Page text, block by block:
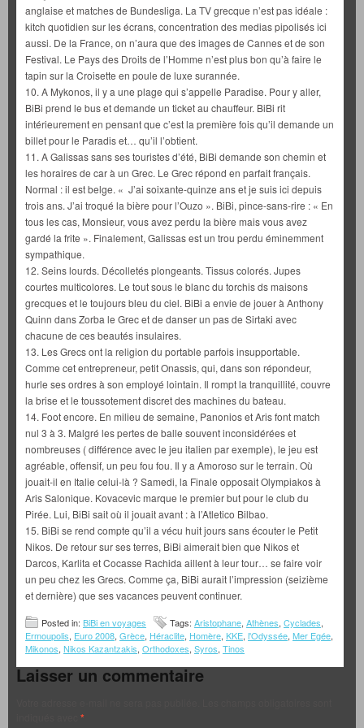
anglaise et matches de Bundesliga. La TV grecque n’est pas idéale :
kitch quotidien sur les écrans, concentration des medias pipolisés ici
aussi. De la France, on n’aura que des images de Cannes et de son
Festival. Le Pays des Droits de l’Homme n’est plus bon qu’à faire le
tapin sur la Croisette en poule de luxe surannée.
10. A Mykonos, il y a une plage qui s’appelle Paradise. Pour y aller,
BiBi prend le bus et demande un ticket au chauffeur. BiBi rit
intérieurement en pensant que c’est la première fois qu’il demande un
billet pour le Paradis et… qu’il l’obtient.
11. A Galissas sans ses touristes d’été, BiBi demande son chemin et
les horaires de car à un Grec. Le Grec répond en parfait français.
Normal : il est belge. « J’ai soixante-quinze ans et je suis ici depuis
trois ans. J’ai troqué la bière pour l’Ouzo ». BiBi, pince-sans-rire : « En
tous les cas, Monsieur, vous avez perdu la bière mais vous avez
gardé la frite ». Finalement, Galissas est un trou perdu éminemment
sympathique.
12. Seins lourds. Décolletés plongeants. Tissus colorés. Jupes
courtes multicolores. Le tout sous le blanc du torchis ds maisons
grecques et le toujours bleu du ciel. BiBi a envie de jouer à Anthony
Quinn dans Zorba le Grec et de danser un pas de Sirtaki avec
chacune de ces beautés insulaires.
13. Les Grecs ont la religion du portable parfois insupportable.
Comme cet entrepreneur, petit Onassis, qui, dans son répondeur,
hurle ses ordres à son employé lointain. Il rompt la tranquillité, couvre
la brise et le toussotement discret des machines du bateau.
14. Foot encore. En milieu de semaine, Panonios et Aris font match
nul 3 à 3. Malgré les pertes de balle souvent inconsidérées et
nombreuses ( différence avec le jeu italien par exemple), le jeu est
agréable, offensif, un peu fou fou. Il y a Amoroso sur le terrain. Où
jouait-il en Italie celui-là ? Samedi, la Finale opposait Olympiakos à
Aris Salonique. Kovacevic marque le premier but pour le club du
Pirée. Lui, BiBi sait où il jouait avant : à l’Atletico Bilbao.
15. BiBi se rend compte qu’il a vécu huit jours sans écouter le Petit
Nikos. De retour sur ses terres, BiBi aimerait bien que Nikos et
Darcos, Karlita et Cocasse Rachida aillent à leur tour… se faire voir
un peu chez les Grecs. Comme ça, BiBi aurait l’impression (seizième
et dernière) que ses vacances peuvent continuer.
Posted in: BiBi en voyages Tags: Aristophane, Athènes, Cyclades,
Ermoupolis, Euro 2008, Grèce, Héraclite, Homère, KKE, l'Odyssée, Mer Egée,
Mikonos, Nikos Kazantzakis, Orthodoxes, Syros, Tinos
Laisser un commentaire
*